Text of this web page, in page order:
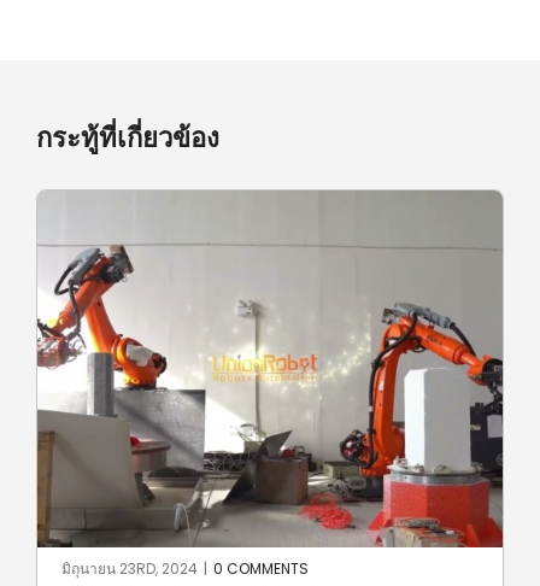
กระทู้ที่เกี่ยวข้อง
มิถุนายน 23RD, 2024 | 0 COMMENTS